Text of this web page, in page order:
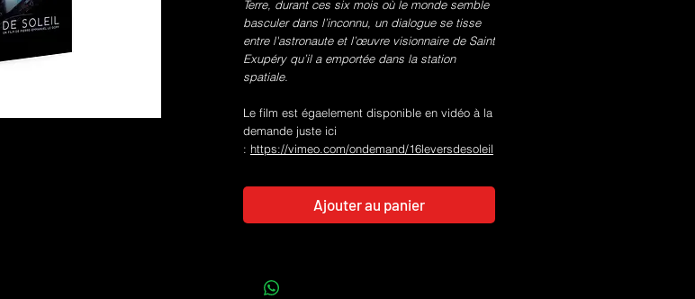
Terre, durant ces six mois où le monde semble
basculer dans l’inconnu, un dialogue se tisse
entre l'astronaute et l’œuvre visionnaire de Saint
Exupéry qu’il a emportée dans la station
spatiale.
Le film est égaelement disponible en vidéo à la
demande juste ici
: https://vimeo.com/ondemand/16leversdesoleil
Ajouter au panier